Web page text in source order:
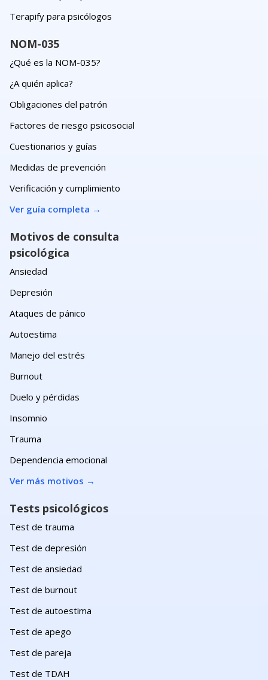
Terapify para psicólogos
NOM-035
¿Qué es la NOM-035?
¿A quién aplica?
Obligaciones del patrón
Factores de riesgo psicosocial
Cuestionarios y guías
Medidas de prevención
Verificación y cumplimiento
Ver guía completa →
Motivos de consulta
psicológica
Ansiedad
Depresión
Ataques de pánico
Autoestima
Manejo del estrés
Burnout
Duelo y pérdidas
Insomnio
Trauma
Dependencia emocional
Ver más motivos →
Tests psicológicos
Test de trauma
Test de depresión
Test de ansiedad
Test de burnout
Test de autoestima
Test de apego
Test de pareja
Test de TDAH